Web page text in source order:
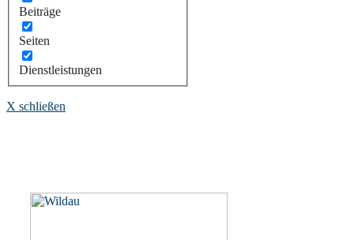
Beiträge
Seiten
Dienstleistungen
X schließen